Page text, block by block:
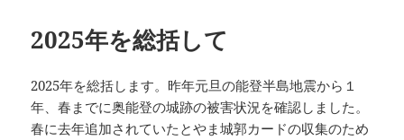
2025年を総括して
2025年を総括します。昨年元旦の能登半島地震から１
年、春までに奥能登の城跡の被害状況を確認しました。
春に去年追加されていたとやま城郭カードの収集のため